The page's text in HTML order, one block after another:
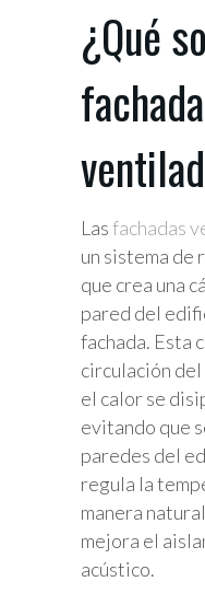
¿Qué
Lasfachadas
un sistema
que crea una
pared del
fachada. Esta
circulación
el calor se
evitando que
paredes del
regula la
manera
mejora el
acústico.